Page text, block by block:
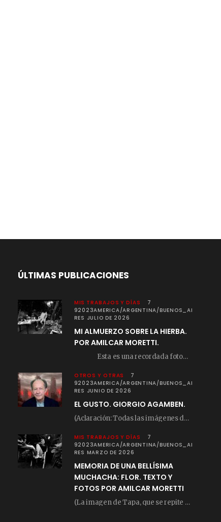
ÚLTIMAS PUBLICACIONES
MIS TRABAJOS Y DÍAS
7
92023AMERICA/ARGENTINA/BUENOS_AI
RES JULIO DE 2026
MI ALMUERZO SOBRE LA HIERBA.
POR AMILCAR MORETTI.
Esta es una recordada fotografía que registré…
OTROS Y OTRAS
7
92023AMERICA/ARGENTINA/BUENOS_AI
RES JUNIO DE 2026
EL GUSTO. GIORGIO AGAMBEN.
(Aclaración: Todas las imágenes de este posteo fueron tomadas de Bloghemia.com, y todos los…
MIS TRABAJOS Y DÍAS
7
92023AMERICA/ARGENTINA/BUENOS_AI
RES MARZO DE 2026
MEMORIA DE UNA BELLÍSIMA
MUCHACHA: FLOR. TEXTO Y
FOTOS POR AMILCAR MORETTI
(La imagen de Tapa, que se repite arriba, fue compuesta por Amilcar Moretti el viernes…